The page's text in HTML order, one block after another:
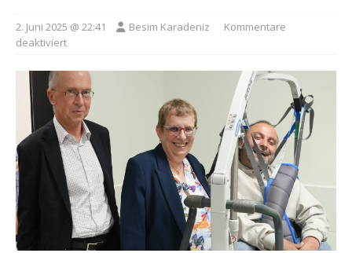
2. Juni 2025 @ 22:41 Besim Karadeniz
Kommentare
deaktiviert